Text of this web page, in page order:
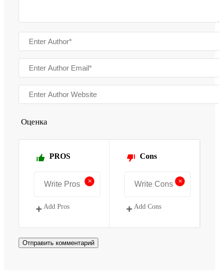
Оценка
PROS
+
Add Pros
Cons
+
Add Cons